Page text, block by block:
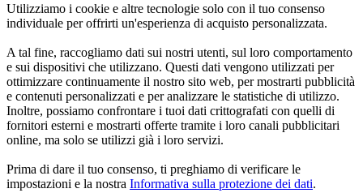
Utilizziamo i cookie e altre tecnologie solo con il tuo consenso
individuale per offrirti un'esperienza di acquisto personalizzata.
A tal fine, raccogliamo dati sui nostri utenti, sul loro comportamento
e sui dispositivi che utilizzano. Questi dati vengono utilizzati per
ottimizzare continuamente il nostro sito web, per mostrarti pubblicità
e contenuti personalizzati e per analizzare le statistiche di utilizzo.
Inoltre, possiamo confrontare i tuoi dati crittografati con quelli di
fornitori esterni e mostrarti offerte tramite i loro canali pubblicitari
online, ma solo se utilizzi già i loro servizi.
Prima di dare il tuo consenso, ti preghiamo di verificare le
impostazioni e la nostra Informativa sulla protezione dei dati.